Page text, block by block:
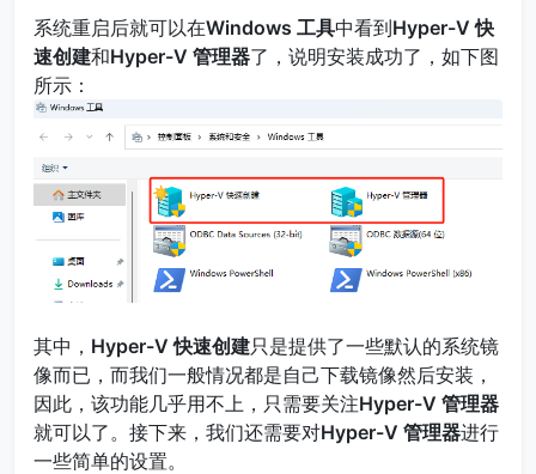
系统重启后就可以在Windows 工具中看到Hyper-V 快
速创建和Hyper-V 管理器了，说明安装成功了，如下图
所示：
其中， Hyper-V 快速创建只是提供了一些默认的系统镜
像而已，而我们一般情况都是自己下载镜像然后安装，
因此，该功能几乎用不上，只需要关注Hyper-V 管理器
就可以了。接下来，我们还需要对Hyper-V 管理器进行
一些简单的设置。